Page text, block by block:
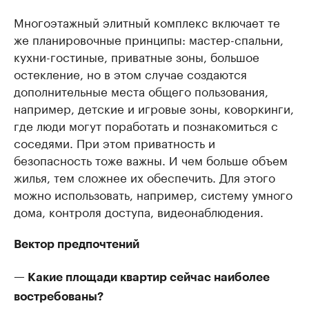
Многоэтажный элитный комплекс включает те
же планировочные принципы: мастер-спальни,
кухни-гостиные, приватные зоны, большое
остекление, но в этом случае создаются
дополнительные места общего пользования,
например, детские и игровые зоны, коворкинги,
где люди могут поработать и познакомиться с
соседями. При этом приватность и
безопасность тоже важны. И чем больше объем
жилья, тем сложнее их обеспечить. Для этого
можно использовать, например, систему умного
дома, контроля доступа, видеонаблюдения.
Вектор предпочтений
— Какие площади квартир сейчас наиболее
востребованы?